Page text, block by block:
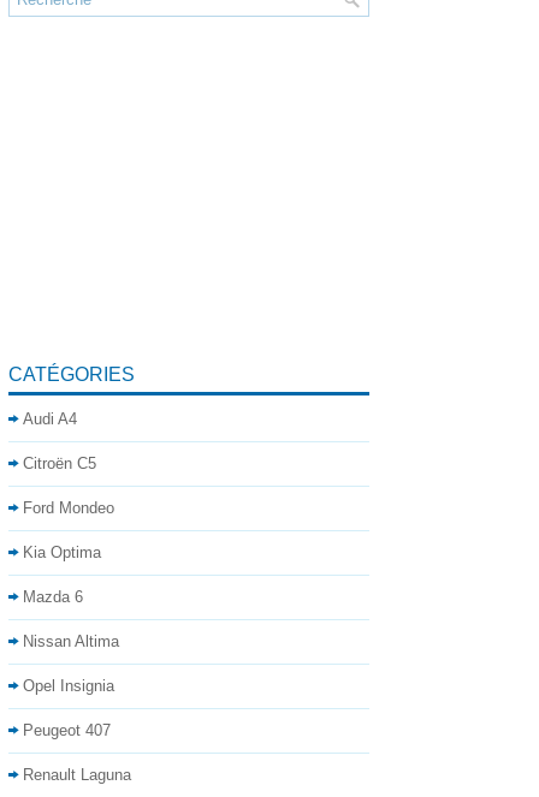
CATÉGORIES
Audi A4
Citroën C5
Ford Mondeo
Kia Optima
Mazda 6
Nissan Altima
Opel Insignia
Peugeot 407
Renault Laguna